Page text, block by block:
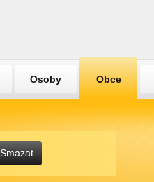
Osoby Obce
Smazat